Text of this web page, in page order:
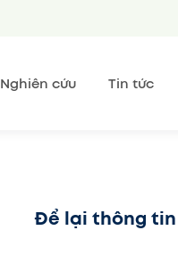
Nghiên cứu Tin tức
Để lại thông tin